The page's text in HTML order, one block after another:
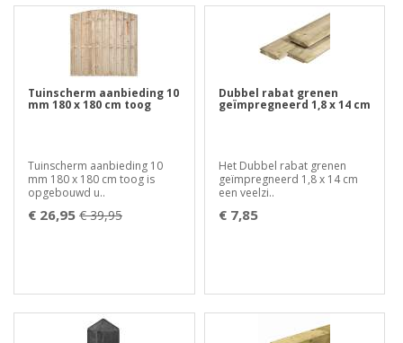
Tuinscherm aanbieding 10
mm 180 x 180 cm toog
Tuinscherm aanbieding 10
mm 180 x 180 cm toog is
opgebouwd u..
€ 26,95 € 39,95
Dubbel rabat grenen
geïmpregneerd 1,8 x 14 cm
Het Dubbel rabat grenen
geïmpregneerd 1,8 x 14 cm
een veelzi..
€ 7,85